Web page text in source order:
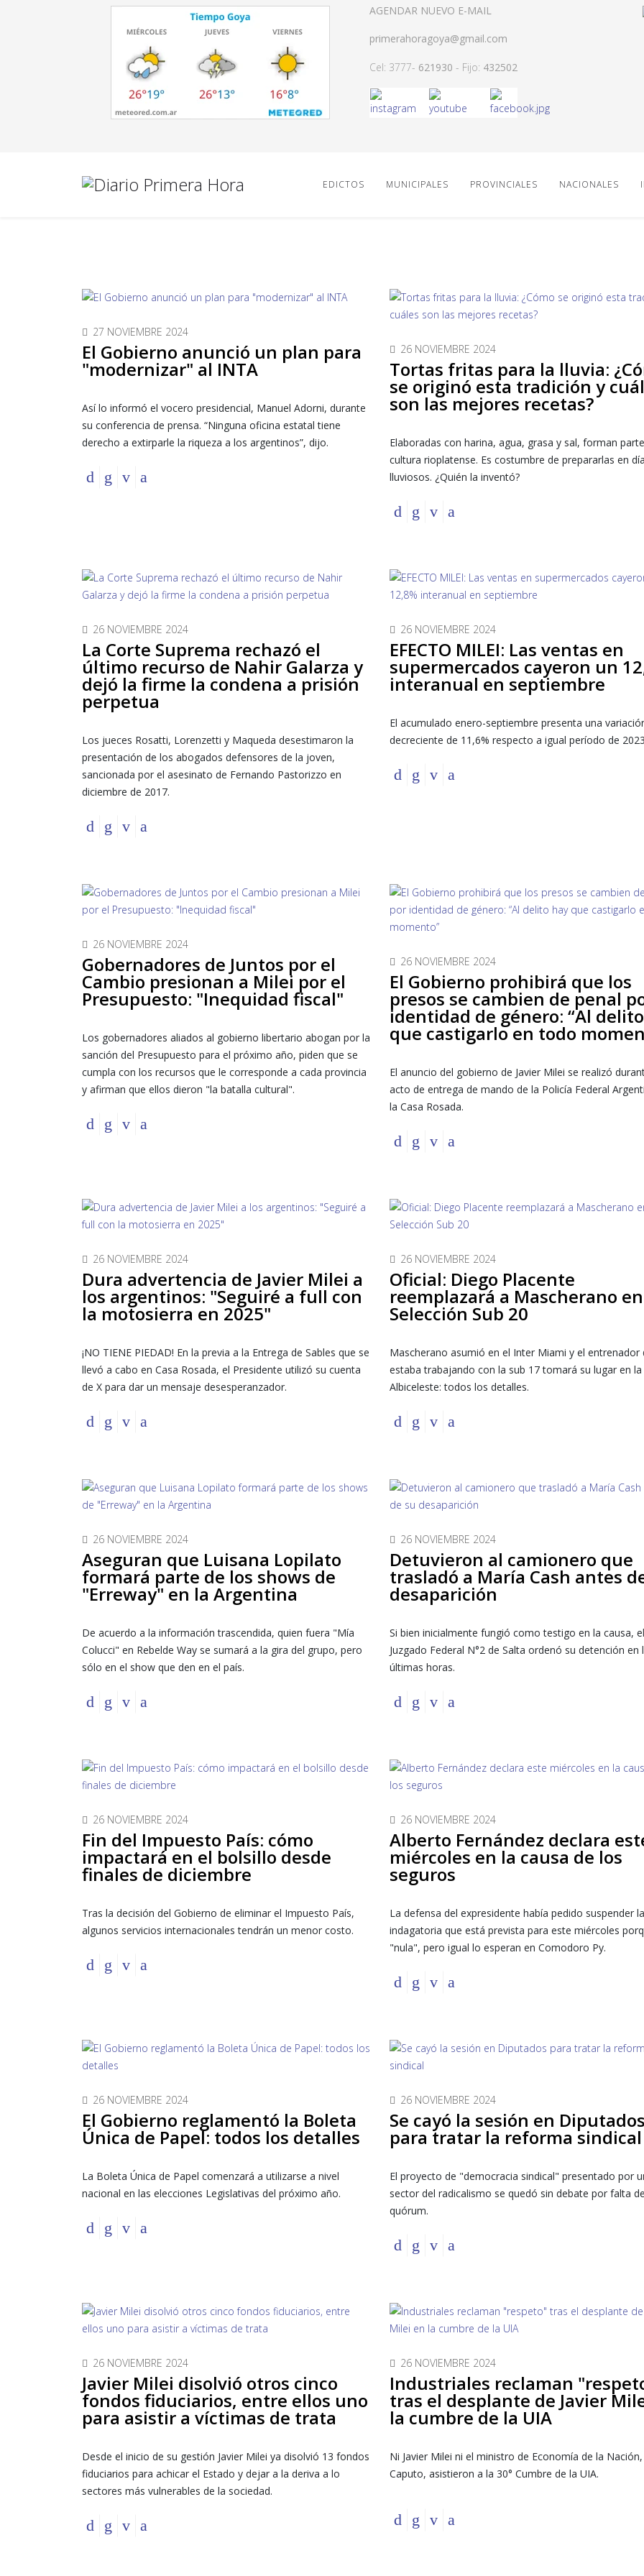
AGENDAR NUEVO E-MAIL
primerahoragoya@gmail.com
Cel: 3777- 621930 - Fijo: 432502
EDICTOS MUNICIPALES PROVINCIALES NACIONALES
27 NOVIEMBRE 2024
El Gobierno anunció un plan para
"modernizar" al INTA
Así lo informó el vocero presidencial, Manuel Adorni, durante
su conferencia de prensa. “Ninguna oficina estatal tiene
derecho a extirparle la riqueza a los argentinos”, dijo.
26 NOVIEMBRE 2024
Tortas fritas para la lluvia:
se originó esta tradición y
son las mejores recetas?
Elaboradas con harina, agua, grasa y sal, forman
cultura rioplatense. Es costumbre de prepararlas en
lluviosos. ¿Quién la inventó?
26 NOVIEMBRE 2024
La Corte Suprema rechazó el
último recurso de Nahir Galarza y
dejó la firme la condena a prisión
perpetua
Los jueces Rosatti, Lorenzetti y Maqueda desestimaron la
presentación de los abogados defensores de la joven,
sancionada por el asesinato de Fernando Pastorizzo en
diciembre de 2017.
26 NOVIEMBRE 2024
EFECTO MILEI: Las ventas en
supermercados cayeron un
interanual en septiembre
El acumulado enero-septiembre presenta una
decreciente de 11,6% respecto a igual período de 2023
26 NOVIEMBRE 2024
Gobernadores de Juntos por el
Cambio presionan a Milei por el
Presupuesto: "Inequidad fiscal"
Los gobernadores aliados al gobierno libertario abogan por la
sanción del Presupuesto para el próximo año, piden que se
cumpla con los recursos que le corresponde a cada provincia
y afirman que ellos dieron "la batalla cultural".
26 NOVIEMBRE 2024
El Gobierno prohibirá que los
presos se cambien de penal
identidad de género: “Al
que castigarlo en todo
El anuncio del gobierno de Javier Milei se realizó
acto de entrega de mando de la Policía Federal
la Casa Rosada.
26 NOVIEMBRE 2024
Dura advertencia de Javier Milei a
los argentinos: "Seguiré a full con
la motosierra en 2025"
¡NO TIENE PIEDAD! En la previa a la Entrega de Sables que se
llevó a cabo en Casa Rosada, el Presidente utilizó su cuenta
de X para dar un mensaje desesperanzador.
26 NOVIEMBRE 2024
Oficial: Diego Placente
reemplazará a Mascherano
Selección Sub 20
Mascherano asumió en el Inter Miami y el entrenador
estaba trabajando con la sub 17 tomará su lugar en la
Albiceleste: todos los detalles.
26 NOVIEMBRE 2024
Aseguran que Luisana Lopilato
formará parte de los shows de
"Erreway" en la Argentina
De acuerdo a la información trascendida, quien fuera "Mía
Colucci" en Rebelde Way se sumará a la gira del grupo, pero
sólo en el show que den en el país.
26 NOVIEMBRE 2024
Detuvieron al camionero que
trasladó a María Cash antes
desaparición
Si bien inicialmente fungió como testigo en la causa, el
Juzgado Federal N°2 de Salta ordenó su detención en
últimas horas.
26 NOVIEMBRE 2024
Fin del Impuesto País: cómo
impactará en el bolsillo desde
finales de diciembre
Tras la decisión del Gobierno de eliminar el Impuesto País,
algunos servicios internacionales tendrán un menor costo.
26 NOVIEMBRE 2024
Alberto Fernández declara
miércoles en la causa de los
seguros
La defensa del expresidente había pedido suspender la
indagatoria que está prevista para este miércoles
"nula", pero igual lo esperan en Comodoro Py.
26 NOVIEMBRE 2024
El Gobierno reglamentó la Boleta
Única de Papel: todos los detalles
La Boleta Única de Papel comenzará a utilizarse a nivel
nacional en las elecciones Legislativas del próximo año.
26 NOVIEMBRE 2024
Se cayó la sesión en Diputados
para tratar la reforma sindical
El proyecto de "democracia sindical" presentado por
sector del radicalismo se quedó sin debate por falta de
quórum.
26 NOVIEMBRE 2024
Javier Milei disolvió otros cinco
fondos fiduciarios, entre ellos uno
para asistir a víctimas de trata
Desde el inicio de su gestión Javier Milei ya disolvió 13 fondos
fiduciarios para achicar el Estado y dejar a la deriva a lo
sectores más vulnerables de la sociedad.
26 NOVIEMBRE 2024
Industriales reclaman
tras el desplante de Javier
la cumbre de la UIA
Ni Javier Milei ni el ministro de Economía de la
Caputo, asistieron a la 30° Cumbre de la UIA.